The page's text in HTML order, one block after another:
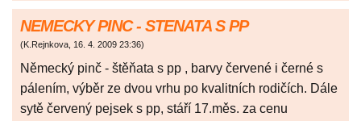
NEMECKY PINC - STENATA S PP
(K.Rejnkova, 16. 4. 2009 23:36)
Německý pinč - štěňata s pp , barvy červené i černé s
pálením, výběr ze dvou vrhu po kvalitních rodičích. Dále
sytě červený pejsek s pp, stáří 17.měs. za cenu